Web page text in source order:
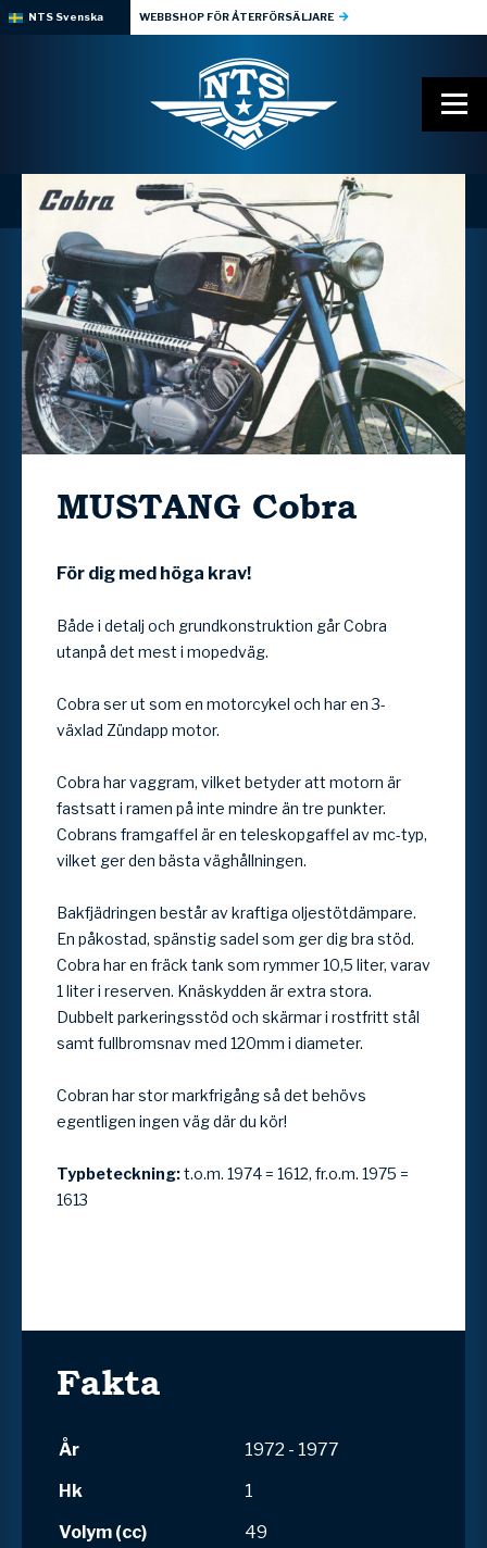
NTS Svenska WEBBSHOP FÖR ÅTERFÖRSÄLJARE
MUSTANG Cobra
För dig med höga krav!
Både i detalj och grundkonstruktion går Cobra
utanpå det mest i mopedväg.
Cobra ser ut som en motorcykel och har en 3-
växlad Zündapp motor.
Cobra har vaggram, vilket betyder att motorn är
fastsatt i ramen på inte mindre än tre punkter.
Cobrans framgaffel är en teleskopgaffel av mc-typ,
vilket ger den bästa väghållningen.
Bakfjädringen består av kraftiga oljestötdämpare.
En påkostad, spänstig sadel som ger dig bra stöd.
Cobra har en fräck tank som rymmer 10,5 liter, varav
1 liter i reserven. Knäskydden är extra stora.
Dubbelt parkeringsstöd och skärmar i rostfritt stål
samt fullbromsnav med 120mm i diameter.
Cobran har stor markfrigång så det behövs
egentligen ingen väg där du kör!
Typbeteckning:t.o.m. 1974 = 1612, fr.o.m. 1975 =
1613
Fakta
År
1972 - 1977
Hk
1
Volym (cc)
49